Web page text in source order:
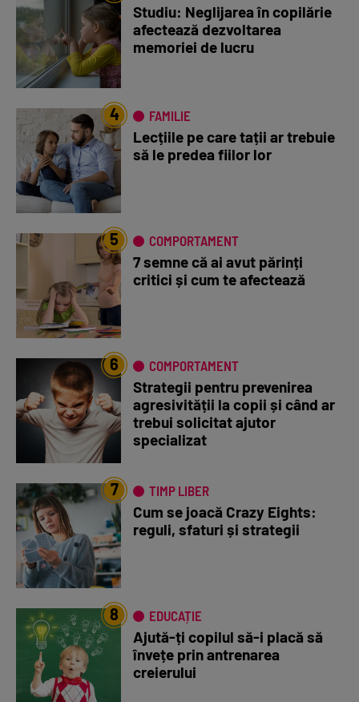
Studiu: Neglijarea în copilărie
afectează dezvoltarea
memoriei de lucru
4 FAMILIE
Lecțiile pe care tații ar trebuie
să le predea fiilor lor
5 COMPORTAMENT
7 semne că ai avut părinți
critici și cum te afectează
6 COMPORTAMENT
Strategii pentru prevenirea
agresivității la copii și când ar
trebui solicitat ajutor
specializat
7 TIMP LIBER
Cum se joacă Crazy Eights:
reguli, sfaturi și strategii
8 EDUCAȚIE
Ajută-ți copilul să-i placă să
învețe prin antrenarea
creierului